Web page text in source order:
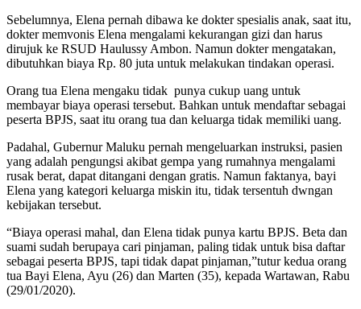
Sebelumnya, Elena pernah dibawa ke dokter spesialis anak, saat itu,
dokter memvonis Elena mengalami kekurangan gizi dan harus
dirujuk ke RSUD Haulussy Ambon. Namun dokter mengatakan,
dibutuhkan biaya Rp. 80 juta untuk melakukan tindakan operasi.
Orang tua Elena mengaku tidak punya cukup uang untuk
membayar biaya operasi tersebut. Bahkan untuk mendaftar sebagai
peserta BPJS, saat itu orang tua dan keluarga tidak memiliki uang.
Padahal, Gubernur Maluku pernah mengeluarkan instruksi, pasien
yang adalah pengungsi akibat gempa yang rumahnya mengalami
rusak berat, dapat ditangani dengan gratis. Namun faktanya, bayi
Elena yang kategori keluarga miskin itu, tidak tersentuh dwngan
kebijakan tersebut.
“Biaya operasi mahal, dan Elena tidak punya kartu BPJS. Beta dan
suami sudah berupaya cari pinjaman, paling tidak untuk bisa daftar
sebagai peserta BPJS, tapi tidak dapat pinjaman,”tutur kedua orang
tua Bayi Elena, Ayu (26) dan Marten (35), kepada Wartawan, Rabu
(29/01/2020).